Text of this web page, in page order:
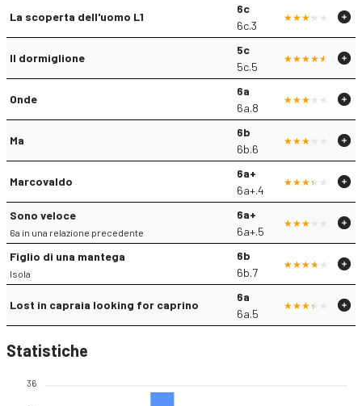
La scoperta dell'uomo L1
6c
6c.3
Il dormiglione
5c
5c.5
Onde
6a
6a.8
Ma
6b
6b.6
Marcovaldo
6a+
6a+.4
Sono veloce
6a in una relazione precedente
6a+
6a+.5
Figlio di una mantega
Isola
6b
6b.7
Lost in capraia looking for caprino
6a
6a.5
Statistiche
36